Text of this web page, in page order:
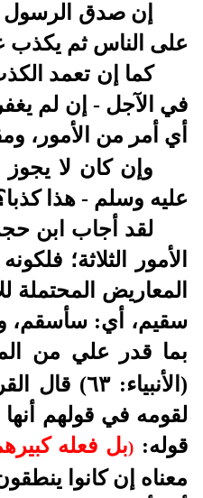
إن صدق الرسول
على الناس ثم يكذب
كما إن تعمد
في الآجل - إن لم
أي أمر من الأمور،
وإن كان لا
عليه وسلم - هذا
لقد أجاب ابن
الأمور الثلاثة؛
المعاريض
سقيم، أي: سأسقم،
بما قدر علي من
لقومه في قولهم
قوله: )بل فعله
معناه إن كانوا